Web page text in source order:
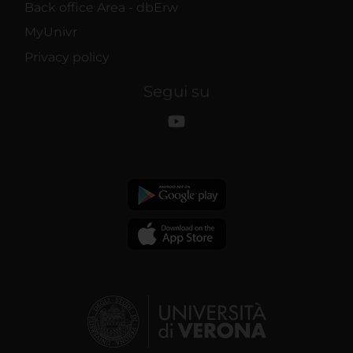
Back office Area - dbErw
MyUnivr
Privacy policy
Segui su